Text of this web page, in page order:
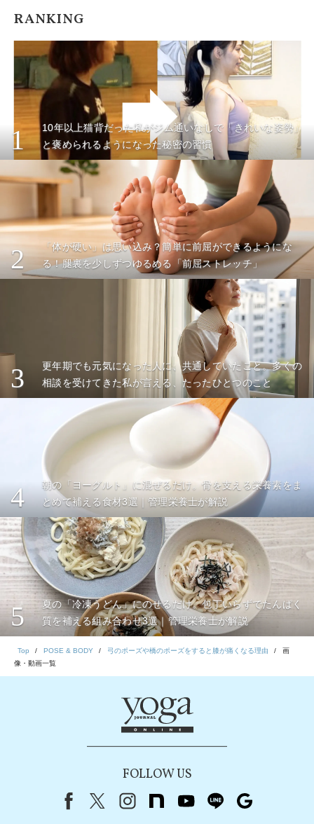
RANKING
1
10年以上猫背だった私がジム通いなしで「きれいな姿勢」
と褒められるようになった秘密の習慣
2
「体が硬い」は思い込み？簡単に前屈ができるようにな
る！腿裏を少しずつゆるめる「前屈ストレッチ」
3
更年期でも元気になった人に、共通していたこと。多くの
相談を受けてきた私が言える、たったひとつのこと
4
朝の「ヨーグルト」に混ぜるだけ。骨を支える栄養素をま
とめて補える食材3選｜管理栄養士が解説
5
夏の「冷凍うどん」にのせるだけ。包丁いらずでたんぱく
質を補える組み合わせ3選｜管理栄養士が解説
Top POSE & BODY 弓のポーズや橋のポーズをすると膝が痛くなる理由
画
像・動画一覧
FOLLOW US
FacebookX（旧Twitter）
instagram
note youtubeline